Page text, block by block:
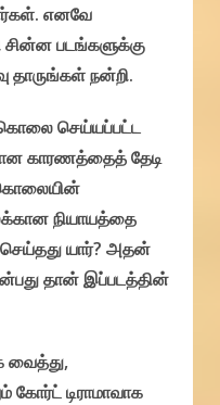
எனவே
சின்ன படங்களுக்கு
தாருங்கள் நன்றி.
கொலை செய்யப்பட்ட
காரணத்தைத் தேடி
நியாயத்தை
யார்? அதன்
தான் இப்படத்தின்
கோர்ட் டிராமாவாக